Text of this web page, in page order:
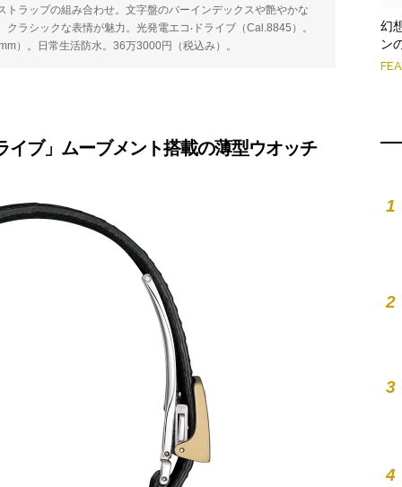
ラップの組み合わせ。文字盤のバーインデックスや艶やかな
ラシックな表情が魅力。光発電エコ‧ドライブ（Cal.8845）。
）。日常生活防水。36万3000円（税込み）。
イブ」ムーブメント搭載の薄型ウオッチ
幻
ン
1
2
3
4